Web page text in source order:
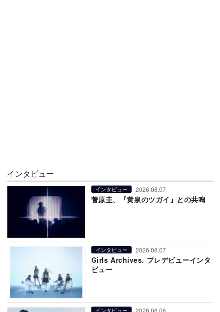
インタビュー
インタビュー 2026.08.07
菅原圭、『黄泉のツガイ』との共鳴
インタビュー 2026.08.07
Girls Archives. プレデビューインタ
ビュー
インタビュー 2026.08.06